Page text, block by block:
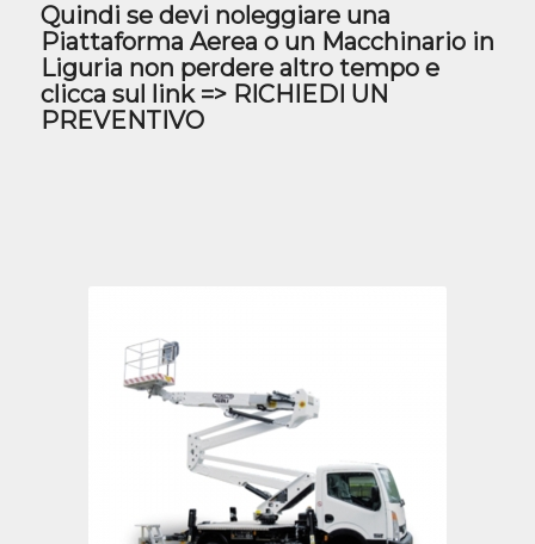
Quindi se devi noleggiare una
Piattaforma Aerea o un Macchinario in
Liguria non perdere altro tempo e
clicca sul link => RICHIEDI UN
PREVENTIVO